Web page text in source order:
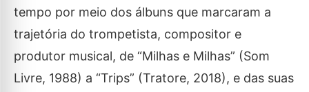
tempo por meio dos álbuns que marcaram a
trajetória do trompetista, compositor e
produtor musical, de “Milhas e Milhas” (Som
Livre, 1988) a “Trips” (Tratore, 2018), e das suas